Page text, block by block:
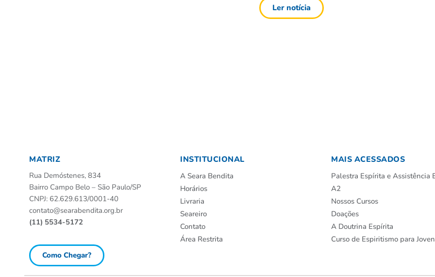
Ler notícia
MATRIZ
Rua Demóstenes, 834
Bairro Campo Belo – São Paulo/SP
CNPJ: 62.629.613/0001-40
contato@searabendita.org.br
(11) 5534-5172
Como Chegar?
INSTITUCIONAL
A Seara Bendita
Horários
Livraria
Seareiro
Contato
Área Restrita
MAIS ACESSADOS
Palestra Espírita e Assistência
A2
Nossos Cursos
Doações
A Doutrina Espírita
Curso de Espiritismo para